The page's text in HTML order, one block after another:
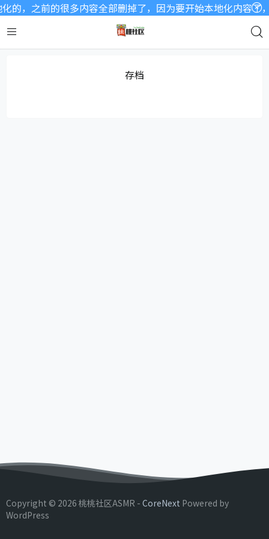
的，之前的很多内容全部删掉了，因为要开始本地化内容
存档
Copyright © 2026 桃桃社区ASMR - CoreNext Powered by
WordPress